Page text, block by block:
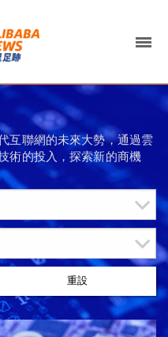
互聯網的未來大勢，通過雲
術的投入，探索新的商機
重設